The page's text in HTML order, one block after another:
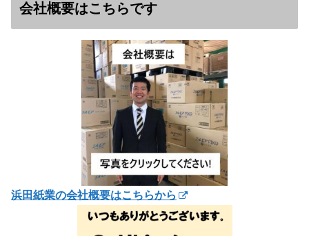
会社概要はこちらです
浜田紙業の会社概要はこちらから